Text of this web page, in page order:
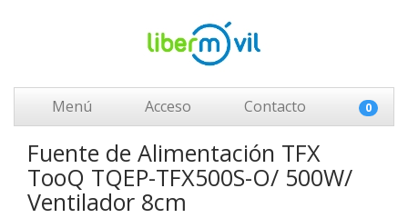
Menú Acceso Contacto 0
Fuente de Alimentación TFX
TooQ TQEP-TFX500S-O/ 500W/
Ventilador 8cm